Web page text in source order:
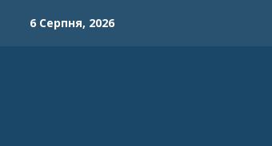
6 Серпня, 2026